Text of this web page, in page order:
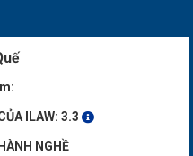
ILAW: 3.3
NGHỀ